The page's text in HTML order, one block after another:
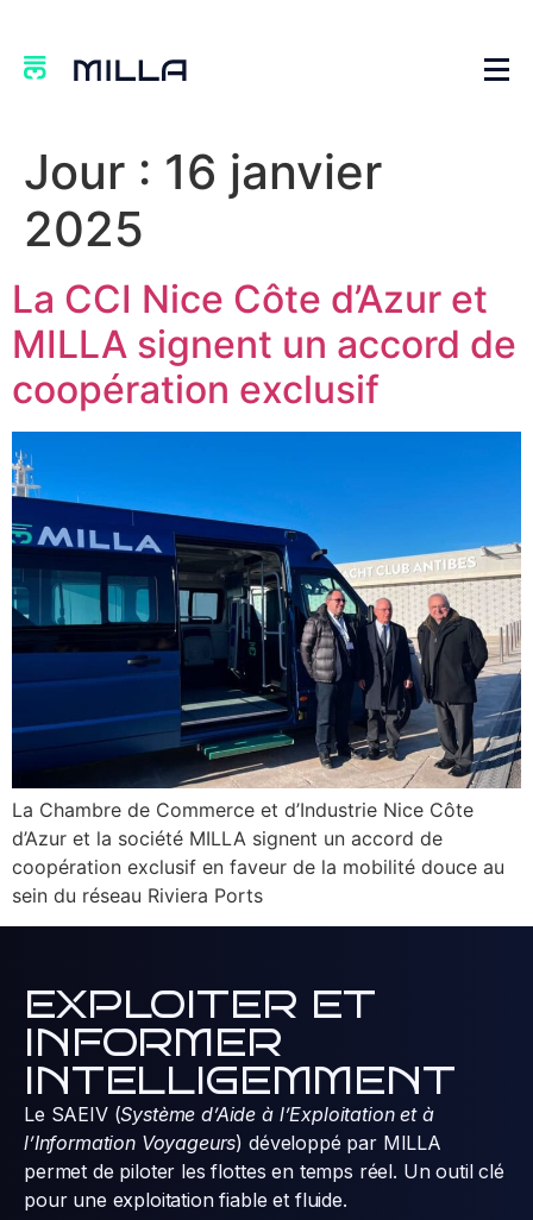
Jour : 16 janvier
2025
La CCI Nice Côte d’Azur et
MILLA signent un accord de
coopération exclusif
La Chambre de Commerce et d’Industrie Nice Côte
d’Azur et la société MILLA signent un accord de
coopération exclusif en faveur de la mobilité douce au
sein du réseau Riviera Ports
EXPLOITER ET
INFORMER
INTELLIGEMMENT
Le SAEIV (Système d’Aide à l’Exploitation et à
l’Information Voyageurs) développé par MILLA
permet de piloter les flottes en temps réel. Un outil clé
pour une exploitation fiable et fluide.